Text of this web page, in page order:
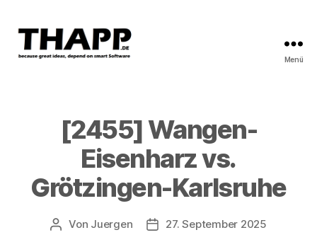
Menü
[2455] Wangen-
Eisenharz vs.
Grötzingen-Karlsruhe
Beitragsautor
Von Juergen Beitragsdatum
27. September 2025